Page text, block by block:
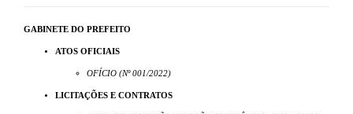
GABINETE DO PREFEITO
ATOS OFICIAIS
OFÍCIO (Nº 001/2022)
LICITAÇÕES E CONTRATOS